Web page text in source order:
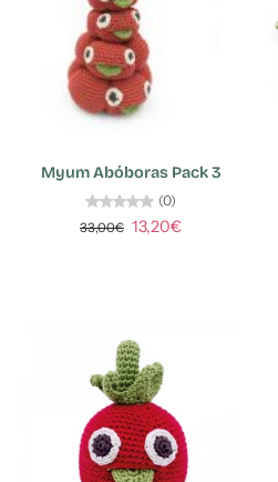
Myum Abóboras Pack 3
(0)
33,00€ 13,20€